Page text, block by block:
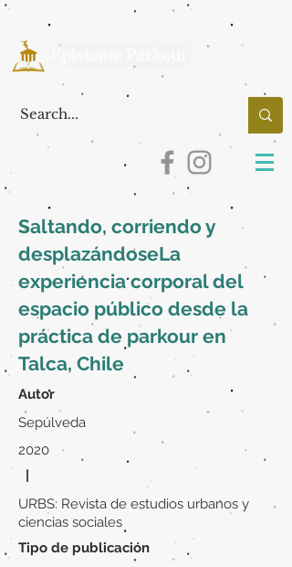
Saltando, corriendo y
desplazándoseLa
experiencia corporal del
espacio público desde la
práctica de parkour en
Talca, Chile
Autor
Sepúlveda
2020
|
URBS: Revista de estudios urbanos y
ciencias sociales
Tipo de publicación